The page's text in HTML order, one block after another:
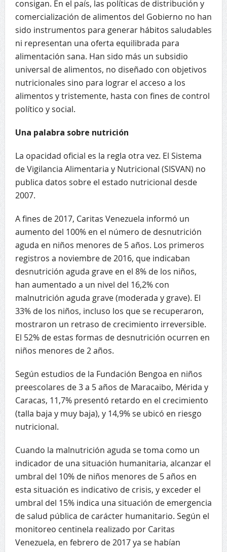
consigan. En el país, las políticas de distribución y
comercialización de alimentos del Gobierno no han
sido instrumentos para generar hábitos saludables
ni representan una oferta equilibrada para
alimentación sana. Han sido más un subsidio
universal de alimentos, no diseñado con objetivos
nutricionales sino para lograr el acceso a los
alimentos y tristemente, hasta con fines de control
político y social.
Una palabra sobre nutrición
La opacidad oficial es la regla otra vez. El Sistema
de Vigilancia Alimentaria y Nutricional (SISVAN) no
publica datos sobre el estado nutricional desde
2007.
A fines de 2017, Caritas Venezuela informó un
aumento del 100% en el número de desnutrición
aguda en niños menores de 5 años. Los primeros
registros a noviembre de 2016, que indicaban
desnutrición aguda grave en el 8% de los niños,
han aumentado a un nivel del 16,2% con
malnutrición aguda grave (moderada y grave). El
33% de los niños, incluso los que se recuperaron,
mostraron un retraso de crecimiento irreversible.
El 52% de estas formas de desnutrición ocurren en
niños menores de 2 años.
Según estudios de la Fundación Bengoa en niños
preescolares de 3 a 5 años de Maracaibo, Mérida y
Caracas, 11,7% presentó retardo en el crecimiento
(talla baja y muy baja), y 14,9% se ubicó en riesgo
nutricional.
Cuando la malnutrición aguda se toma como un
indicador de una situación humanitaria, alcanzar el
umbral del 10% de niños menores de 5 años en
esta situación es indicativo de crisis, y exceder el
umbral del 15% indica una situación de emergencia
de salud pública de carácter humanitario. Según el
monitoreo centinela realizado por Caritas
Venezuela, en febrero de 2017 ya se habían